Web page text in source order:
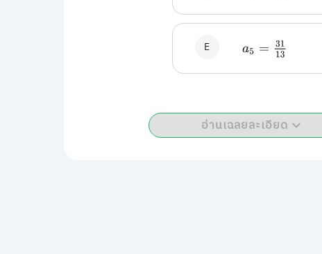
E a5 =3113
อ่านเฉลยละเอียด